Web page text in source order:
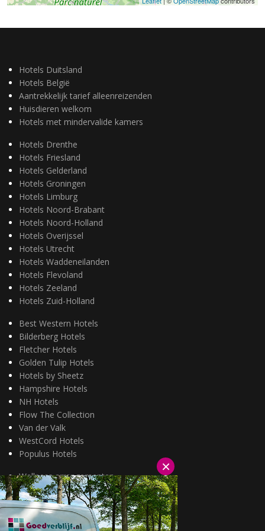
Hotels Duitsland
Hotels België
Aantrekkelijk tarief alleenreizenden
Huisdieren welkom
Hotels met mindervalide kamers
Hotels Drenthe
Hotels Friesland
Hotels Gelderland
Hotels Groningen
Hotels Limburg
Hotels Noord-Brabant
Hotels Noord-Holland
Hotels Overijssel
Hotels Utrecht
Hotels Waddeneilanden
Hotels Flevoland
Hotels Zeeland
Hotels Zuid-Holland
Best Western Hotels
Bilderberg Hotels
Fletcher Hotels
Golden Tulip Hotels
Hotels by Sheetz
Hampshire Hotels
NH Hotels
Flow The Collection
Van der Valk
WestCord Hotels
Populus Hotels
Wellness arrangementen
3=2 aanbiedingen
Fietsarrangementen
Kerstarrangementen
Halfpension arrangementen
×